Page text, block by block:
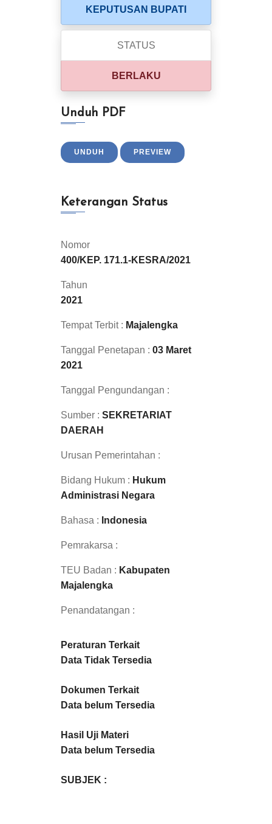
KEPUTUSAN BUPATI
STATUS
BERLAKU
Unduh PDF
UNDUH PREVIEW
Keterangan Status
Nomor
400/KEP. 171.1-KESRA/2021
Tahun
2021
Tempat Terbit : Majalengka
Tanggal Penetapan : 03 Maret
2021
Tanggal Pengundangan :
Sumber : SEKRETARIAT
DAERAH
Urusan Pemerintahan :
Bidang Hukum : Hukum
Administrasi Negara
Bahasa : Indonesia
Pemrakarsa :
TEU Badan : Kabupaten
Majalengka
Penandatangan :
Peraturan Terkait
Data Tidak Tersedia
Dokumen Terkait
Data belum Tersedia
Hasil Uji Materi
Data belum Tersedia
SUBJEK :